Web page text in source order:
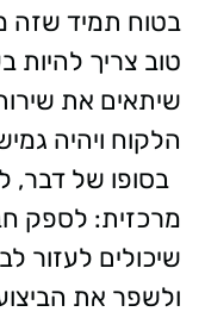
בטוח תמיד שזה
טוב צריך להיות
שיתאים את
הלקוח ויהיה
בסופו של דבר,
מרכזית: לספק
שיכולים לעזור
ולשפר את